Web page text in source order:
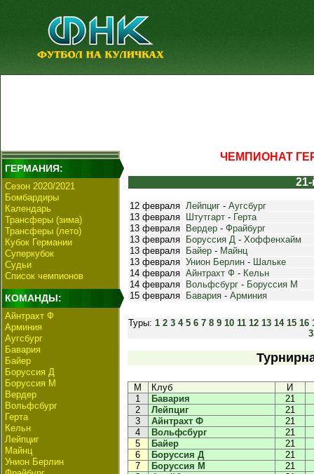
ГЕРМАНИЯ:
Сезон 2020/2021
Бомбардиры
Календарь
Трансферы (зима)
Трансферы (лето)
Кубок Германии
Суперкубок
Судьи
Список чемпионов
КОМАНДЫ:
Айнтрахт Ф
Арминия
Аугсбург
Бавария
Байер
Боруссия Д
Боруссия М
Вердер
Вольфсбург
Герта
Кельн
Лейпциг
Майнц
Унион Берлин
ЧЕМПИОНАТ
12 февраля Лейпциг - Аугсбург
13 февраля
Штутгарт - Герта
13 февраля
Вердер - Фрайбург
13 февраля
Боруссия Д - Хоффенхайм
13 февраля
Байер - Майнц
13 февраля Унион Берлин - Шальке
14 февраля Айнтрахт Ф - Кельн
14 февраля
Вольфсбург - Боруссия М
15 февраля
Бавария - Арминия
Туры: 1 2 3 4 5 6 7 8 9 10 11 12 13 14 15 16
М Клуб
И
1
Бавария
21
2
Лейпциг
21
3
Айнтрахт Ф
21
4
Вольфсбург
21
5
Байер
21
6
Боруссия Д
21
7
Боруссия М
21